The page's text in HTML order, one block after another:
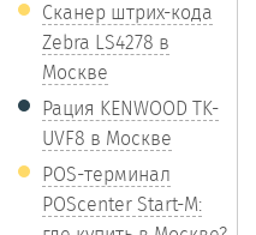
Сканер штрих-кода
Zebra LS4278 в
Москве
Рация KENWOOD TK-
UVF8 в Москве
POS-терминал
POScenter Start-M: